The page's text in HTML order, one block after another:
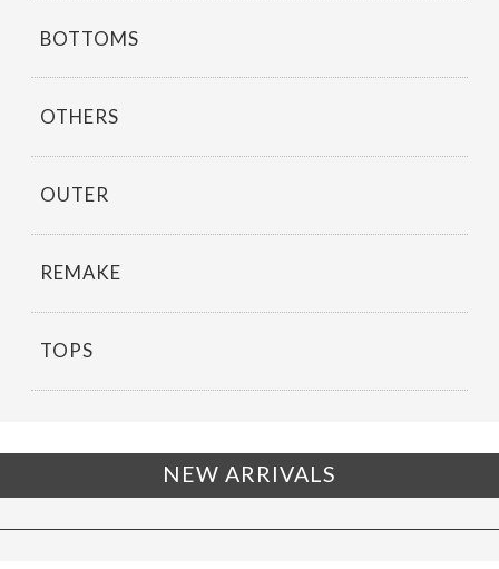
BOTTOMS
OTHERS
OUTER
REMAKE
TOPS
NEW ARRIVALS